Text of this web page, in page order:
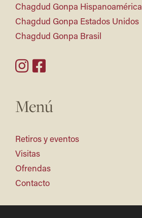
Chagdud Gonpa Hispanoamérica
Chagdud Gonpa Estados Unidos
Chagdud Gonpa Brasil
Menú
Retiros y eventos
Visitas
Ofrendas
Contacto